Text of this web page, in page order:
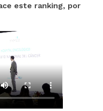
este ranking, por